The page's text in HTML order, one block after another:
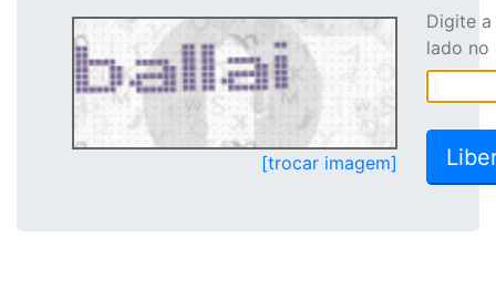
[trocar imagem]
Digite
lado no